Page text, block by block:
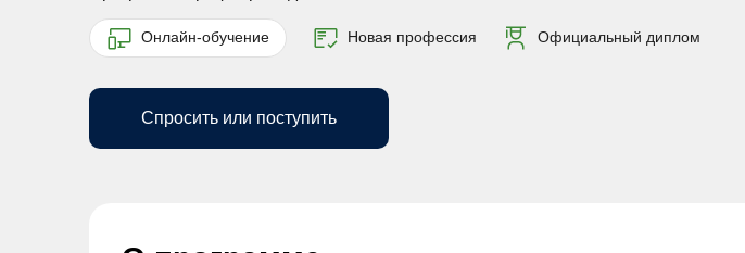
Онлайн-обучение Новая профессия Официальный диплом
Спросить или поступить